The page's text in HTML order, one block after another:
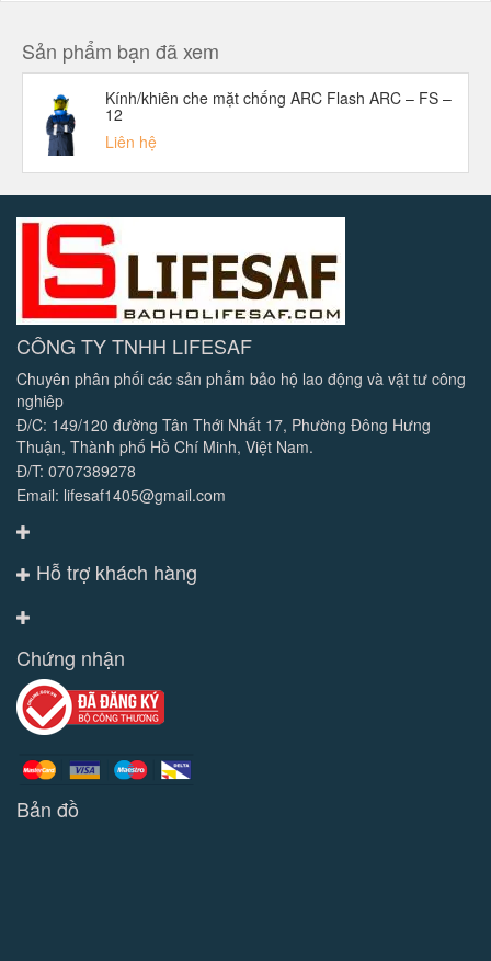
Sản phẩm bạn đã xem
Kính/khiên che mặt chống ARC Flash ARC – FS –
12
Liên hệ
CÔNG TY TNHH LIFESAF
Chuyên phân phối các sản phẩm bảo hộ lao động và vật tư công
nghiêp
Đ/C: 149/120 đường Tân Thới Nhất 17, Phường Đông Hưng
Thuận, Thành phố Hồ Chí Minh, Việt Nam.
Đ/T: 0707389278
Email: lifesaf1405@gmail.com
Hỗ trợ khách hàng
Chứng nhận
Bản đồ